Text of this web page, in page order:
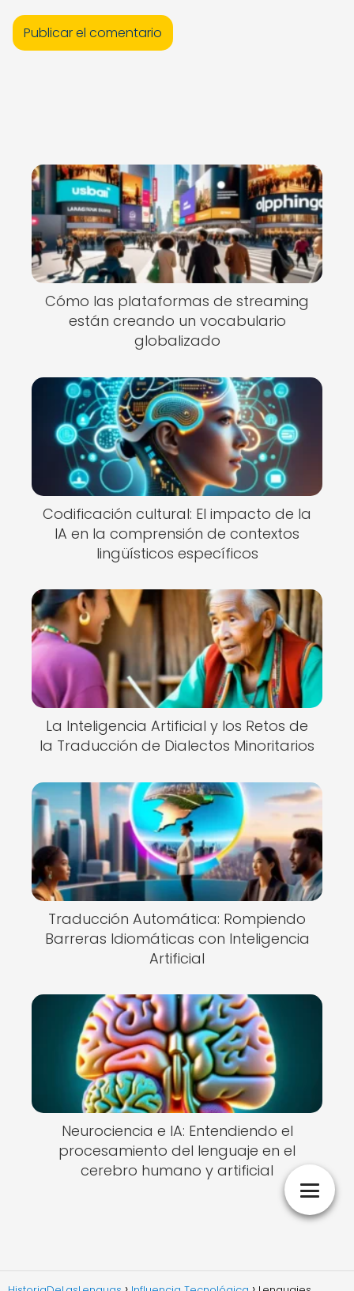
Cómo las plataformas de streaming
están creando un vocabulario
globalizado
Codificación cultural: El impacto de la
IA en la comprensión de contextos
lingüísticos específicos
La Inteligencia Artificial y los Retos de
la Traducción de Dialectos Minoritarios
Traducción Automática: Rompiendo
Barreras Idiomáticas con Inteligencia
Artificial
Neurociencia e IA: Entendiendo el
procesamiento del lenguaje en el
cerebro humano y artificial